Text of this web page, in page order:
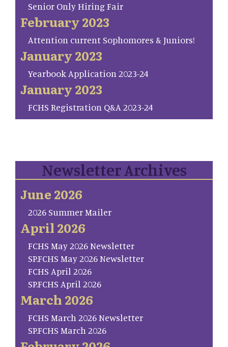
Senior Only Hiring Fair
February 2023
Attention current Sophomores & Juniors!
January 2023
Yearbook Application 2023-24
January 2023
FCHS Registration Q&A 2023-24
Newsletter Archives
June 2026
2026 Summer Mailer
April 2026
FCHS May 2026 Newsletter
SP.FCHS May 2026 Newsletter
FCHS April 2026
SP.FCHS April 2026
March 2026
FCHS March 2026 Newsletter
SP.FCHS March 2026